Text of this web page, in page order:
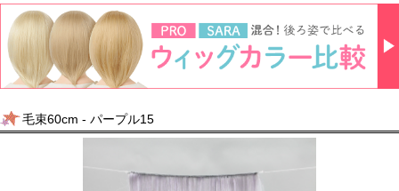
毛束60cm - パープル15